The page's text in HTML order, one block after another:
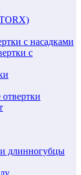
с насадками
с
длинногубцы